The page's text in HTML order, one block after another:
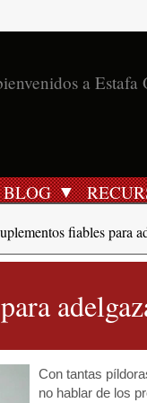
a Estafa
BLOG
fiables para
Con tantas
no hablar de los